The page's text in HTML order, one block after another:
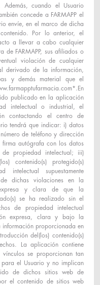
cuando el Usuario
concede a FARMAPP el
envíe, en el marco de dicha
Por lo anterior, el
a llevar a cabo cualquier
de FARMAPP, sus afiliados o
violación de cualquier
derivado de la información,
y demás material que el
publicado en la aplicación
intelectual o industrial, el
contactando el centro de
tendrá que indicar: i) datos
de teléfono y dirección
autógrafa con los datos
propiedad intelectual; iii)
contenido(s) protegido(s)
intelectual supuestamente
dichas violaciones en la
y clara de que la
se ha realizado sin el
de propiedad intelectual
expresa, clara y bajo la
proporcionada en
del(los) contenido(s)
La aplicación contiene
se proporcionan tan
el Usuario y no implican
de dichos sitios web de
el contenido de sitios web